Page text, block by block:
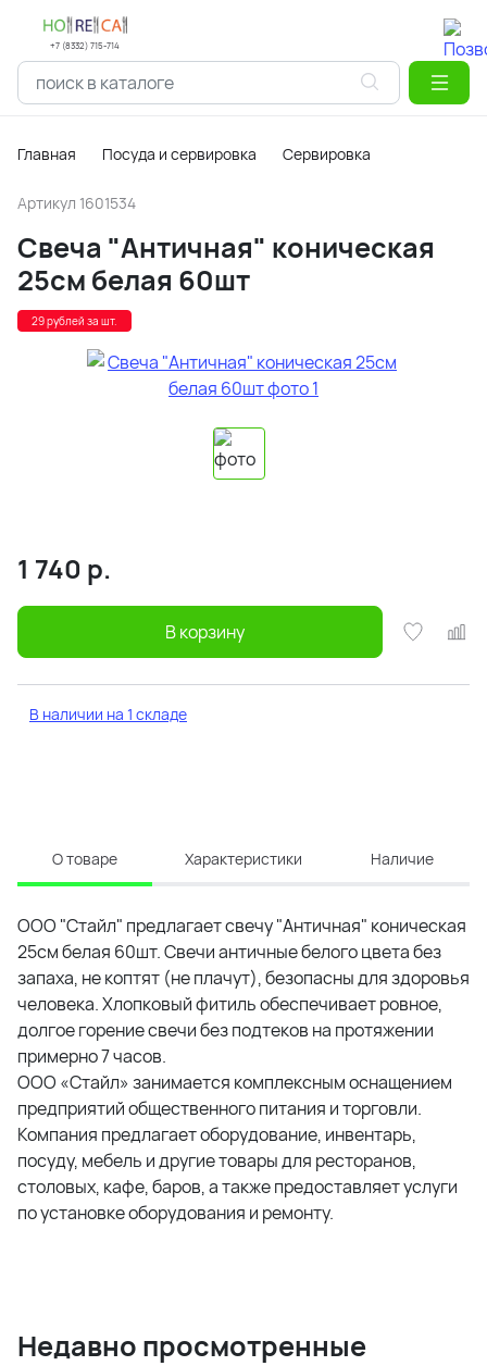
+7 (8332) 715-714
Главная Посуда и сервировка Сервировка
Артикул 1601534
Свеча "Античная" коническая
25см белая 60шт
29 рублей за шт.
1 740 р.
В корзину
В наличии на 1 складе
О товаре Характеристики Наличие
ООО "Стайл" предлагает свечу "Античная" коническая
25см белая 60шт. Свечи античные белого цвета без
запаха, не коптят (не плачут), безопасны для здоровья
человека. Хлопковый фитиль обеспечивает ровное,
долгое горение свечи без подтеков на протяжении
примерно 7 часов.
ООО «Стайл» занимается комплексным оснащением
предприятий общественного питания и торговли.
Компания предлагает оборудование, инвентарь,
посуду, мебель и другие товары для ресторанов,
столовых, кафе, баров, а также предоставляет услуги
по установке оборудования и ремонту.
Недавно просмотренные